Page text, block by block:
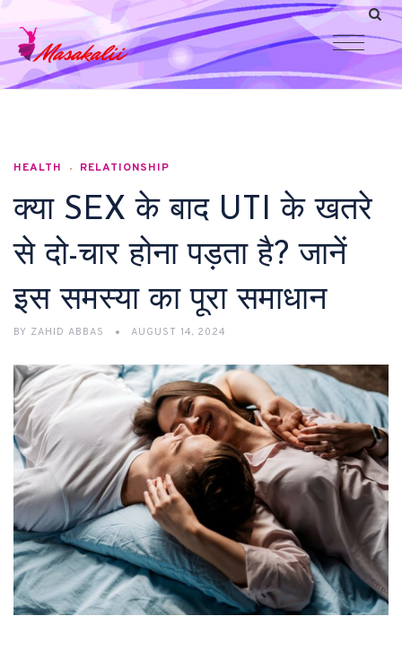
HEALTH RELATIONSHIP
क्या SEX के बाद UTI के खतरे
से दो-चार होना पड़ता है? जानें
इस समस्या का पूरा समाधान
BY ZAHID ABBAS AUGUST 14, 2024